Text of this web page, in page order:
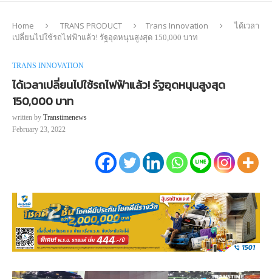
Home TRANS PRODUCT Trans Innovation
ได้เวลา
เปลี่ยนไปใช้รถไฟฟ้าแล้ว! รัฐอุดหนุนสูงสุด 150,000 บาท
TRANS INNOVATION
ได้เวลาเปลี่ยนไปใช้รถไฟฟ้าแล้ว! รัฐอุดหนุนสูงสุด
150,000 บาท
written by Transtimenews
February 23, 2022